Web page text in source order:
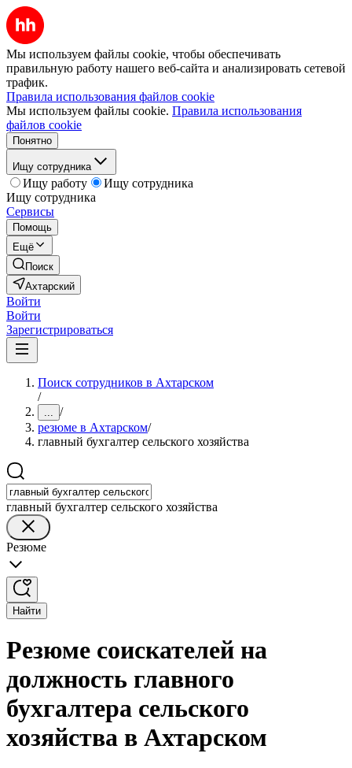
Мы используем файлы cookie, чтобы обеспечивать
правильную работу нашего веб-сайта и анализировать сетевой
трафик.
Правила использования файлов cookie
Мы используем файлы cookie. Правила использования
файлов cookie
Понятно
Ищу сотрудника
Ищу работу
Ищу сотрудника
Ищу сотрудника
Сервисы
Помощь
Ещё
Поиск
Ахтарский
Войти
Войти
Зарегистрироваться
Поиск сотрудников в Ахтарском
/
... /
резюме в Ахтарском/
главный бухгалтер сельского хозяйства
главный бухгалтер сельского хозяйства
Резюме
Найти
Резюме соискателей на
должность главного
бухгалтера сельского
хозяйства в Ахтарском